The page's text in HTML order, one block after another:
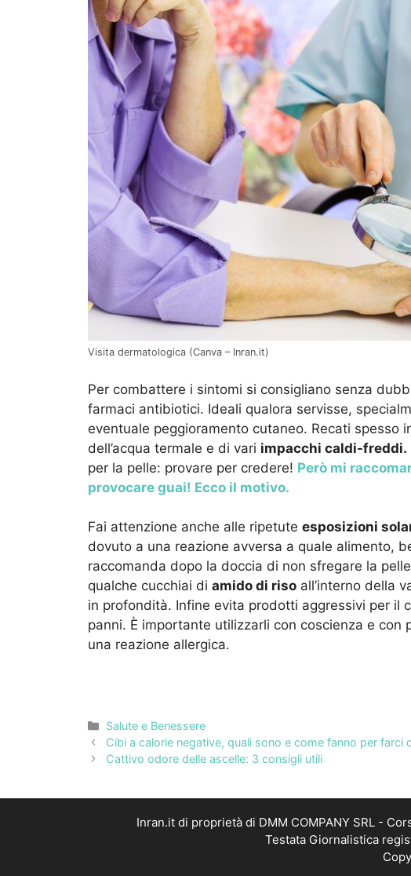
Visita dermatologica (Canva – Inran.it)
Per combattere i sintomi si consigliano senza
farmaci antibiotici. Ideali qualora servisse,
eventuale peggioramento cutaneo. Recati spesso
dell’acqua termale e di vari impacchi caldi-freddi.
per la pelle: provare per credere! Però mi
provocare guai! Ecco il motivo.
Fai attenzione anche alle ripetute esposizioni
dovuto a una reazione avversa a quale alimento,
raccomanda dopo la doccia di non sfregare la
qualche cucchiai di amido di riso all’interno della
in profondità. Infine evita prodotti aggressivi per il
panni. È importante utilizzarli con coscienza e
una reazione allergica.
Categorie
Salute e Benessere
Cibi a calorie negative, quali sono e come fanno per farci
Cattivo odore delle ascelle: 3 consigli utili
Inran.it di proprietà di DMM COMPANY SRL -
Testata Giornalistica